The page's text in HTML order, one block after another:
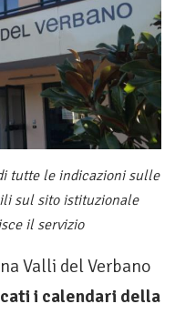
tutte le indicazioni sulle
sul sito istituzionale
il servizio
Valli del Verbano
i calendari della